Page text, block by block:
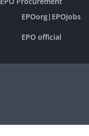
EPOorg| EPOjobs
EPO official